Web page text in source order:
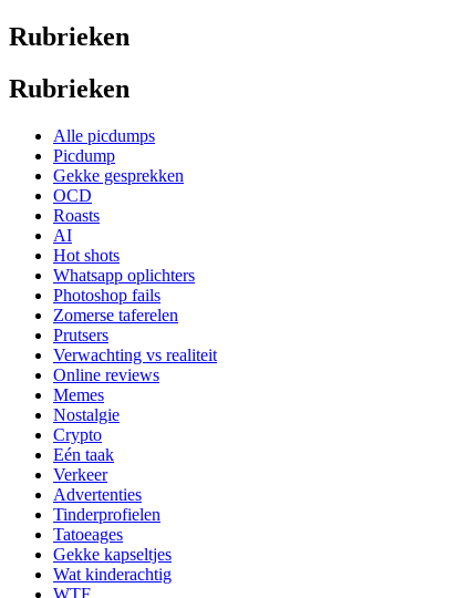
Rubrieken
Rubrieken
Alle picdumps
Picdump
Gekke gesprekken
OCD
Roasts
AI
Hot shots
Whatsapp oplichters
Photoshop fails
Zomerse taferelen
Prutsers
Verwachting vs realiteit
Online reviews
Memes
Nostalgie
Crypto
Eén taak
Verkeer
Advertenties
Tinderprofielen
Tatoeages
Gekke kapseltjes
Wat kinderachtig
WTF